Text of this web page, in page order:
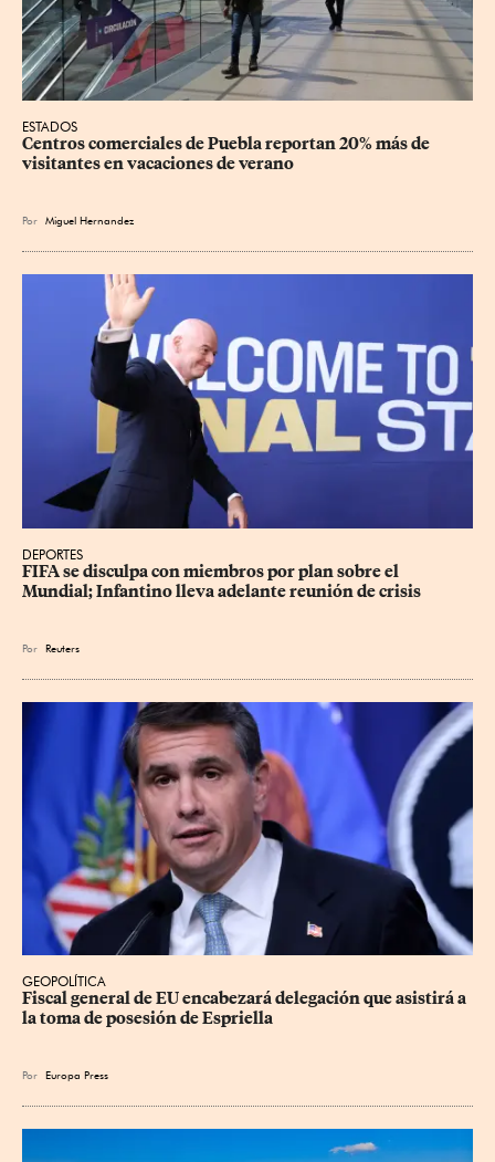
ESTADOS
Centros comerciales de Puebla reportan 20% más de
visitantes en vacaciones de verano
Por Miguel Hernandez
DEPORTES
FIFA se disculpa con miembros por plan sobre el
Mundial; Infantino lleva adelante reunión de crisis
Por Reuters
GEOPOLÍTICA
Fiscal general de EU encabezará delegación que asistirá a
la toma de posesión de Espriella
Por Europa Press